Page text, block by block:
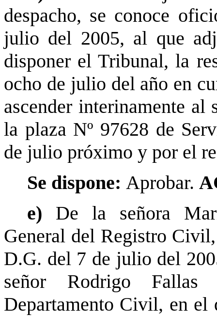
despacho, se conoce
julio del 2005, al que
disponer el Tribunal, la
ocho de julio del año en
ascender interinamente
la plaza Nº 97628 de
de julio próximo y por el
Se dispone: Aprobar.
e) De la señora
General del Registro
D.G. del 7 de julio del
señor Rodrigo
Departamento Civil, en el